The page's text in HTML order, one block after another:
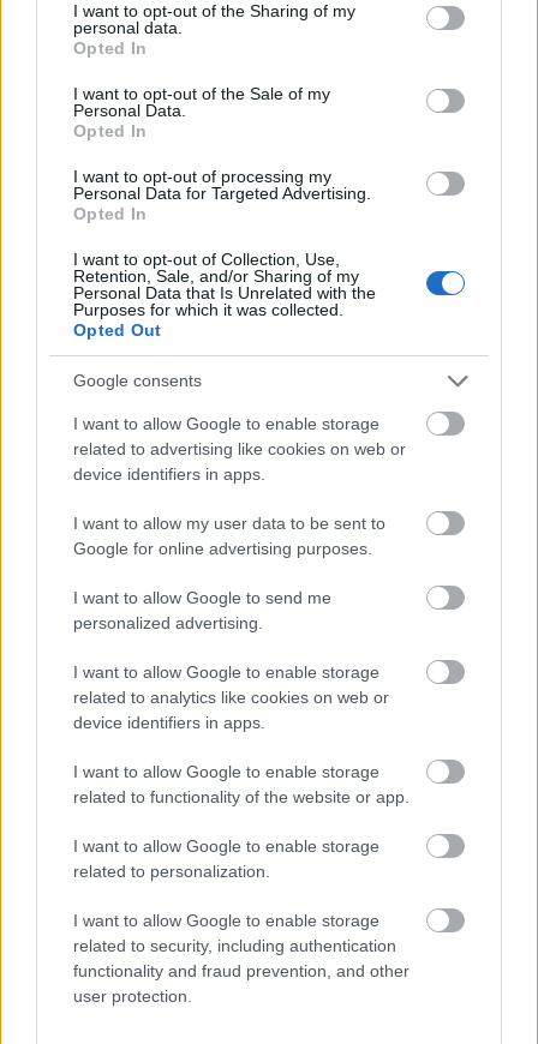
not limited to your visit or usage behaviour. You may click to
grant or deny consent to Google and its third-party tags to
use your data for below specified purposes in below Google
consent section.
I want to opt-out of the Sharing of my
personal data.
Opted In
I want to opt-out of the Sale of my
Personal Data.
Opted In
I want to opt-out of processing my
Personal Data for Targeted Advertising.
Opted In
I want to opt-out of Collection, Use,
Retention, Sale, and/or Sharing of my
Personal Data that Is Unrelated with the
Purposes for which it was collected.
Opted Out
Google consents
I want to allow Google to enable storage
related to advertising like cookies on web or
device identifiers in apps.
I want to allow my user data to be sent to
Google for online advertising purposes.
I want to allow Google to send me
personalized advertising.
I want to allow Google to enable storage
related to analytics like cookies on web or
device identifiers in apps.
I want to allow Google to enable storage
related to functionality of the website or app.
I want to allow Google to enable storage
related to personalization.
I want to allow Google to enable storage
related to security, including authentication
functionality and fraud prevention, and other
user protection.
egyszerűen nem lehet megkedvelni. Liesel bár elég
összetett karakter, azért mégiscsak egy 12 éves
kislányról beszélünk, akit talán túlzottan is ki akart
tüntetni az író. Hans Hubermann egy jóravaló figura,
aki talán rossz időben, és helyen élt. Ő neki kellett
volna a valódi főszereplőnek lenni! Miatta fogom
megnézni a filmet! A feleségétől, és az állandó
"Saumensch"ezésétől a falra másztam, egyszerűen
nem illik ide, vagy nem így... A zsidó bokszoló egy
egyszerű statiszta, aki beindítja a valódi
eseményeket a német család életében.
Túlzottan érződik a könyvön, hogy valami más akar
lenni, valami új, ami nem akar beállni a Schindler, a
Zongorista, vagy akár a Sorstalanság mögé. Sajnos
azonban ami sikerült A felolvasónak, az itt nálam
csúnyán megbukott. Zusak bár biztos elemekből
építkezik, a kliséhegyek sajnos nem maradtak el.
Szinte minden oldalt ilyen, vagy olyan módon már
láttuk, olvastuk. Ez mind nem is lenne baj, ha az
egész egy kerek valami lenne, azonban szerintem
túlvállalta magát az író. Vannak nagyon erős
jelenetek, elég csak a polgármester feleségének
levelére gondolni, vagy Hans Hubermann
valójában, hogy több van ebben az ausztrál
emberben, mint amit papírra mert vetni. Tisztelem,
hogy meg akarta mutatni, hogy ilyen is lehetett egy
így kevés.
témáról nem lehet eleget írni, beszélni. A
megvalósítással sem lett volna különösebb baj,
egyszerűen a lapok nem voltak kellőképpen
súlyosak. Nem másztak le, nem gondolkodtattak el,
és ami a legszomorúbb, nem tudtam átérezni egyik
fél szenvedéseit sem. Nagyon nagy lehetőség maradt
kihasználatlanul.